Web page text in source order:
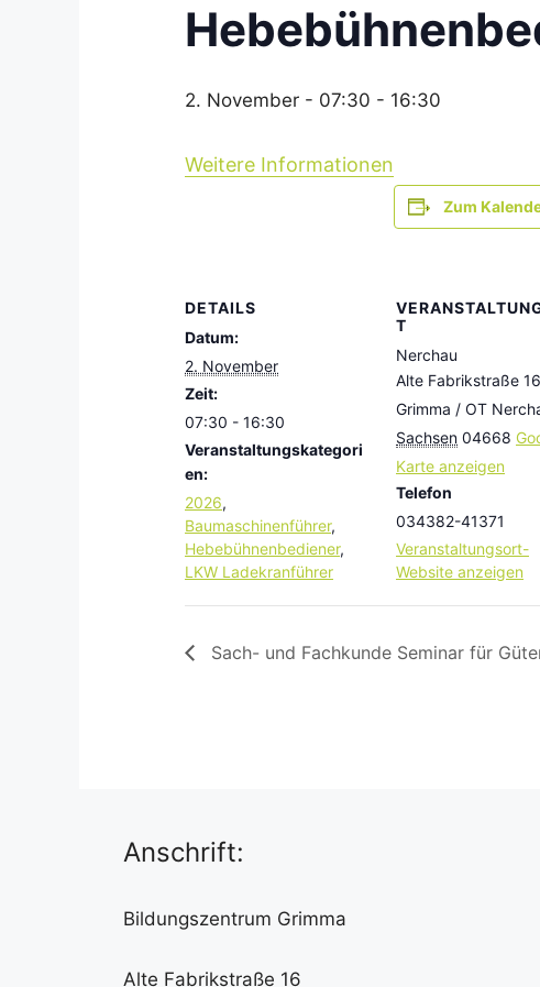
2. November - 07:30 - 16:30
Weitere Informationen
Zum
DETAILS
Datum:
2. November
Zeit:
07:30 - 16:30
Veranstaltungskategori
en:
2026,
Baumaschinenführer,
Hebebühnenbediener,
LKW Ladekranführer
T
Nerchau
Alte Fabrikstraße 16
Grimma / OT
Sachsen 04668
Karte anzeigen
Telefon
034382-41371
Veranstaltungsort-
Website anzeigen
Sach- und Fachkunde Seminar für
Anschrift:
Bildungszentrum Grimma
Alte Fabrikstraße 16